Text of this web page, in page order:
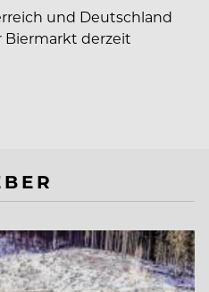
und Deutschland
Biermarkt derzeit